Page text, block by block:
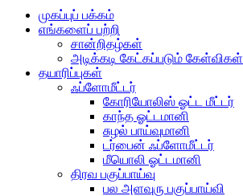
முகப்புப் பக்கம்
எங்களைப் பற்றி
சான்றிதழ்கள்
அடிக்கடி கேட்கப்படும் கேள்விகள்
தயாரிப்புகள்
ஃப்ளோமீட்டர்
கோரியோலிஸ் ஓட்ட மீட்டர்
காந்த ஓட்டமானி
சுழல் பாய்வுமானி
டர்பைன் ஃப்ளோமீட்டர்
மீயொலி ஓட்டமானி
திரவ பகுப்பாய்வு
பல அளவுரு பகுப்பாய்வி